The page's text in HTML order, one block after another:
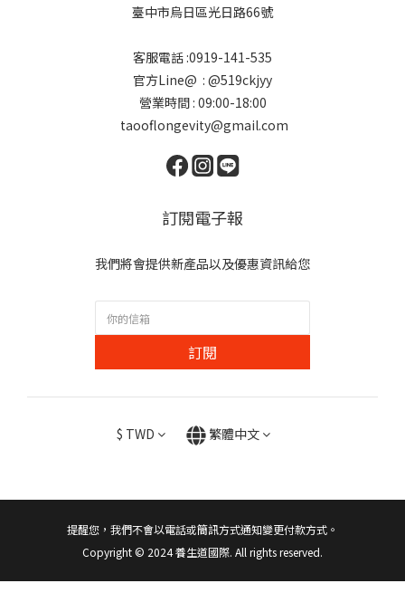
臺中市烏日區光日路66號
客服電話 :0919-141-535
官方Line@ : @519ckjyy
營業時間 : 09:00-18:00
taooflongevity@gmail.com
訂閱電子報
我們將會提供新產品以及優惠資訊給您
訂閱
$ TWD 繁體中文
提醒您，我們不會以電話或簡訊方式通知變更付款方式。
Copyright © 2024 養生道國際. All rights reserved.